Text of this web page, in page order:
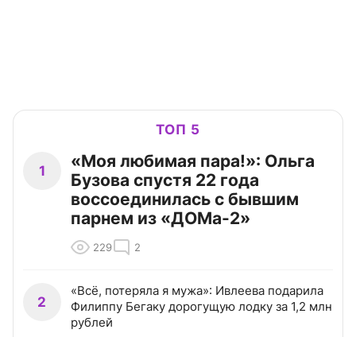
ТОП 5
1
«Моя любимая пара!»: Ольга
Бузова спустя 22 года
воссоединилась с бывшим
парнем из «ДОМа-2»
229 2
2
«Всё, потеряла я мужа»: Ивлеева подарила
Филиппу Бегаку дорогущую лодку за 1,2 млн
рублей